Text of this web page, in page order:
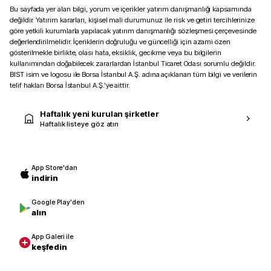
Bu sayfada yer alan bilgi, yorum ve içerikler yatırım danışmanlığı kapsamında
değildir. Yatırım kararları, kişisel mali durumunuz ile risk ve getiri tercihlerinize
göre yetkili kurumlarla yapılacak yatırım danışmanlığı sözleşmesi çerçevesinde
değerlendirilmelidir. İçeriklerin doğruluğu ve güncelliği için azami özen
gösterilmekle birlikte, olası hata, eksiklik, gecikme veya bu bilgilerin
kullanımından doğabilecek zararlardan İstanbul Ticaret Odası sorumlu değildir.
BIST isim ve logosu ile Borsa İstanbul A.Ş. adına açıklanan tüm bilgi ve verilerin
telif hakları Borsa İstanbul A.Ş.’ye aittir.
Haftalık yeni kurulan şirketler
Haftalık listeye göz atın
App Store'dan
indirin
Google Play'den
alın
App Galeri ile
keşfedin